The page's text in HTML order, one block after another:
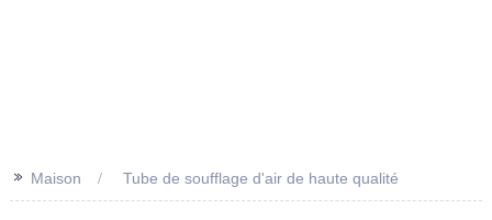
>> Maison Tube de soufflage d'air de haute qualité